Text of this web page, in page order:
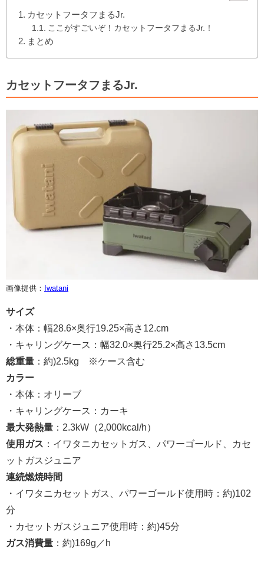
カセットフータフまるJr.
ここがすごいぞ！カセットフータフまるJr.！
まとめ
カセットフータフまるJr.
画像提供： Iwatani
サイズ
・本体：幅28.6×奥行19.25×高さ12.cm
・キャリングケース：幅32.0×奥行25.2×高さ13.5cm
総重量 ：約)2.5kg ※ケース含む
カラー
・本体：オリーブ
・キャリングケース：カーキ
最大発熱量 ：2.3kW（2,000kcal/h）
使用ガス ：イワタニカセットガス、パワーゴールド、カセ
ットガスジュニア
連続燃焼時間
・イワタニカセットガス、パワーゴールド使用時：約)102
分
・カセットガスジュニア使用時：約)45分
ガス消費量 ：約)169g／h